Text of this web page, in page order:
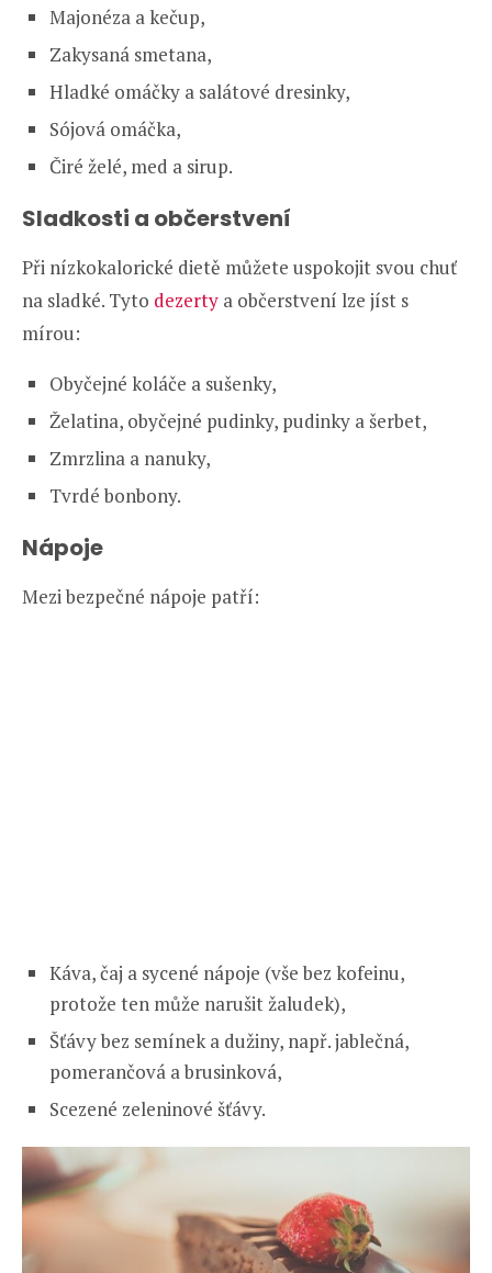
Majonéza a kečup,
Zakysaná smetana,
Hladké omáčky a salátové dresinky,
Sójová omáčka,
Čiré želé, med a sirup.
Sladkosti a občerstvení
Při nízkokalorické dietě můžete uspokojit svou chuť
na sladké. Tyto dezerty a občerstvení lze jíst s
mírou:
Obyčejné koláče a sušenky,
Želatina, obyčejné pudinky, pudinky a šerbet,
Zmrzlina a nanuky,
Tvrdé bonbony.
Nápoje
Mezi bezpečné nápoje patří:
Káva, čaj a sycené nápoje (vše bez kofeinu,
protože ten může narušit žaludek),
Šťávy bez semínek a dužiny, např. jablečná,
pomerančová a brusinková,
Scezené zeleninové šťávy.